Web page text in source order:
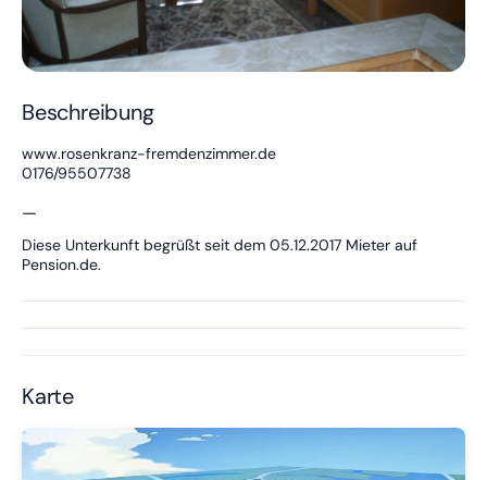
Beschreibung
www.rosenkranz-fremdenzimmer.de
0176/95507738
—
Diese Unterkunft begrüßt seit dem 05.12.2017 Mieter auf
Pension.de.
Karte